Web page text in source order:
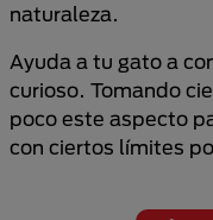
naturaleza.
Ayuda a tu gato a
curioso. Tomando
poco este aspecto
con ciertos límites